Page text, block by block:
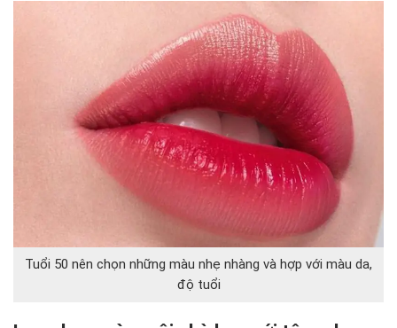
Tuổi 50 nên chọn những màu nhẹ nhàng và hợp với màu da,
độ tuổi